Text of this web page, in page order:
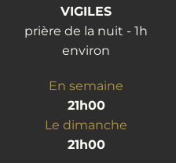
VIGILES
prière de la nuit - 1h
environ
En semaine
21h00
Le dimanche
21h00